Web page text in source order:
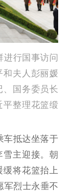
全民国防教育
场
线
行国事访问
和夫人彭丽媛
、国务委员长
平整理花篮缎
抵达坐落于
雪主迎接。朝
将花篮抬上
军烈士永垂不